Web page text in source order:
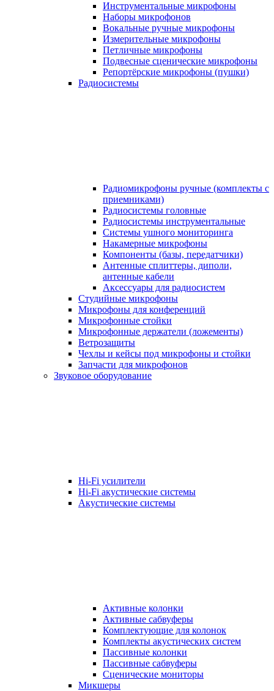
Инструментальные микрофоны
Наборы микрофонов
Вокальные ручные микрофоны
Измерительные микрофоны
Петличные микрофоны
Подвесные сценические микрофоны
Репортёрские микрофоны (пушки)
Радиосистемы
Радиомикрофоны ручные (комплекты с
приемниками)
Радиосистемы головные
Радиосистемы инструментальные
Системы ушного мониторинга
Накамерные микрофоны
Компоненты (базы, передатчики)
Антенные сплиттеры, диполи,
антенные кабели
Аксесcуары для радиосистем
Студийные микрофоны
Микрофоны для конференций
Микрофонные стойки
Микрофонные держатели (ложементы)
Ветрозащиты
Чехлы и кейсы под микрофоны и стойки
Запчасти для микрофонов
Звуковое оборудование
Hi-Fi усилители
Hi-Fi акустические системы
Акустические системы
Активные колонки
Активные сабвуферы
Комплектующие для колонок
Комплекты акустических систем
Пассивные колонки
Пассивные сабвуферы
Сценические мониторы
Микшеры